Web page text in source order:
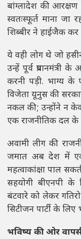
बांग्लादेश की आरक्षण
स्वतःस्फूर्त माना जा
शिब्बीर ने हाईजैक
ये वही लोग थे जो
उन्हें पूर्व प्रधानमंत्री
करनी पड़ी. भाग्य के
विजेता यूनुस की
नकल की; उन्होंने न
एक राजनीतिक दल के
अवामी लीग की
जमात अब देश में एक
महत्वाकांक्षा पाल
सहयोगी बीएनपी
बंटवारे को लेकर
सिटीजन पार्टी के
भविष्य की ओर